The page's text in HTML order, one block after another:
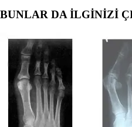
BUNLAR DA İLGİNİZİ